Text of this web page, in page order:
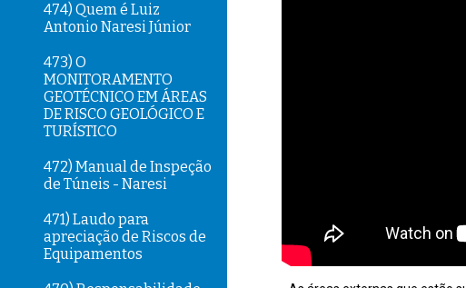
474) Quem é Luiz
Antonio Naresi Júnior
473) O
MONITORAMENTO
GEOTÉCNICO EM ÁREAS
DE RISCO GEOLÓGICO E
TURÍSTICO
472) Manual de Inspeção
de Túneis - Naresi
471) Laudo para
apreciação de Riscos de
Equipamentos